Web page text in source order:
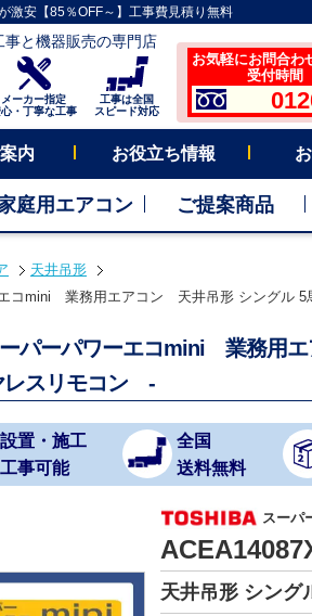
激安【85％OFF～】工事費見積り無料
と機器販売の専門店
メーカー指定
・丁寧な工事
工事は全国
スピード対応
お気軽にお問合わ
受付時間
内 お役立ち情報
庭用エアコン ご提案商品
天井吊形
mini 業務用エアコン 天井吊形 シングル 5
パーパワーエコmini 業務用
スリモコン -
設置・施工
工事可能
全国
送料無料
スーパ
天井吊形 シング